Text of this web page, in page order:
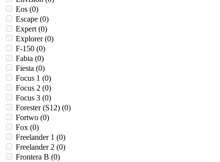
Eos (0)
Escape (0)
Expert (0)
Explorer (0)
F-150 (0)
Fabia (0)
Fiesta (0)
Focus 1 (0)
Focus 2 (0)
Focus 3 (0)
Forester (S12) (0)
Fortwo (0)
Fox (0)
Freelander 1 (0)
Freelander 2 (0)
Frontera B (0)